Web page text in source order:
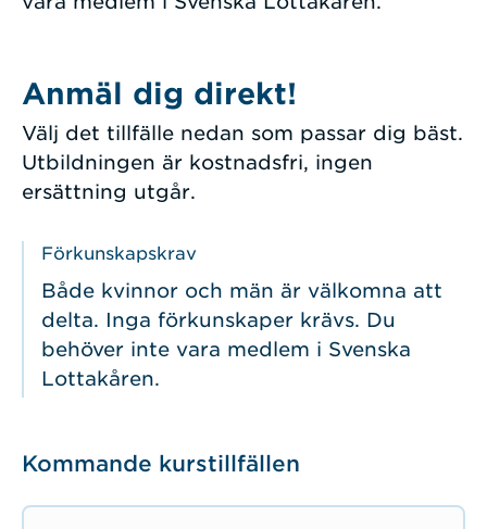
Anmäl dig direkt!
Välj det tillfälle nedan som passar dig bäst.
Utbildningen är kostnadsfri, ingen
ersättning utgår.
Förkunskapskrav
Både kvinnor och män är välkomna att
delta. Inga förkunskaper krävs. Du
behöver inte vara medlem i Svenska
Lottakåren.
Kommande kurstillfällen